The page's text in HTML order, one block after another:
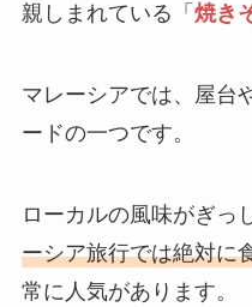
親しまれている「 焼き
マレーシアでは、屋台
ードの一つです。
ローカルの風味がぎっ
ーシア旅行では絶対に
常に人気があります。